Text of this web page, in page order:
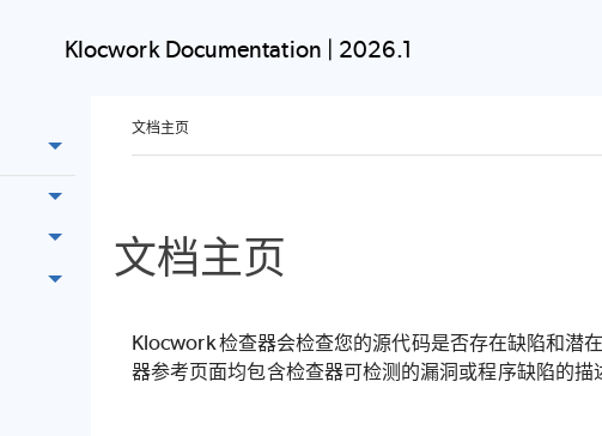
Klocwork Documentation | 2026.1
文档主页
文档主页
Klocwork 检查器会检查您的源代码是否存在缺陷和潜
器参考页面均包含检查器可检测的漏洞或程序缺陷的描